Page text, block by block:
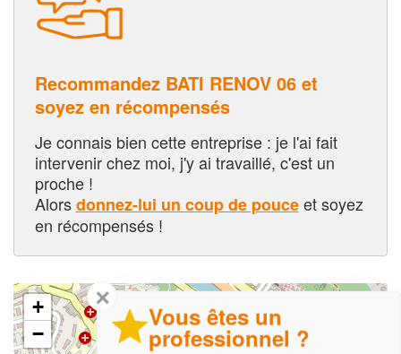
Recommandez BATI RENOV 06 et
soyez en récompensés
Je connais bien cette entreprise : je l'ai fait
intervenir chez moi, j'y ai travaillé, c'est un
proche !
Alorsdonnez-lui un coup de pouceet soyez
en récompensés !
+
−
✕
Vous êtes un
professionnel ?